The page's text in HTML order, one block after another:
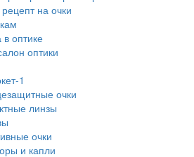
рецепт на очки
оптике
оптики
1
очки
линзы
очки
и капли